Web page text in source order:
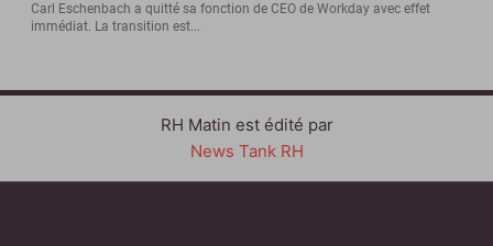
Carl Eschenbach a quitté sa fonction de CEO de Workday avec effet
immédiat. La transition est...
RH Matin est édité par
News Tank RH